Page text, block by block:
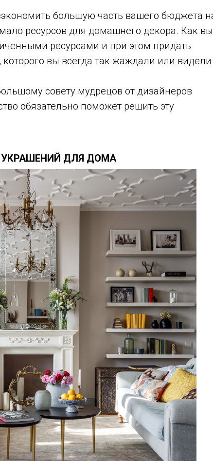
большую часть вашего бюджета
ресурсов для домашнего декора. Как вы
ресурсами и при этом придать
вы всегда так жаждали или видели
совету мудрецов от дизайнеров
обязательно поможет решить эту
ДЛЯ ДОМА